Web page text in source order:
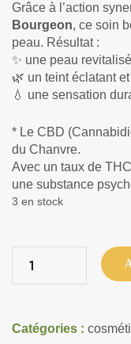
Grâce à l’action
Bourgeon, ce soin
peau. Résultat :
✨ une peau
🌿 un teint éclatant
💧 une sensation
* Le CBD
du Chanvre.
Avec un taux de
une substance
3 en stock
Catégories :